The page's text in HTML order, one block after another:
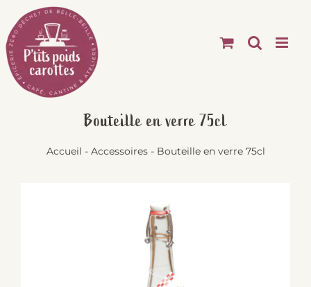
Passer
au
contenu
Bouteille en verre 75cl
Accueil - Accessoires- Bouteille en verre 75cl